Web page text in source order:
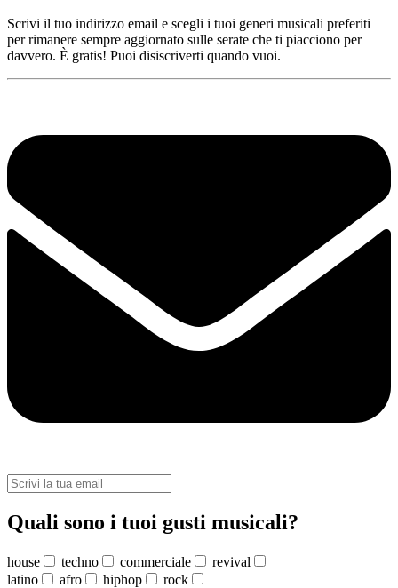
Scrivi il tuo indirizzo email e scegli i tuoi generi musicali preferiti
per rimanere sempre aggiornato sulle serate che ti piacciono per
davvero. È gratis! Puoi disiscriverti quando vuoi.
Quali sono i tuoi gusti musicali?
house techno commerciale
revival
latino
afro hiphop rock